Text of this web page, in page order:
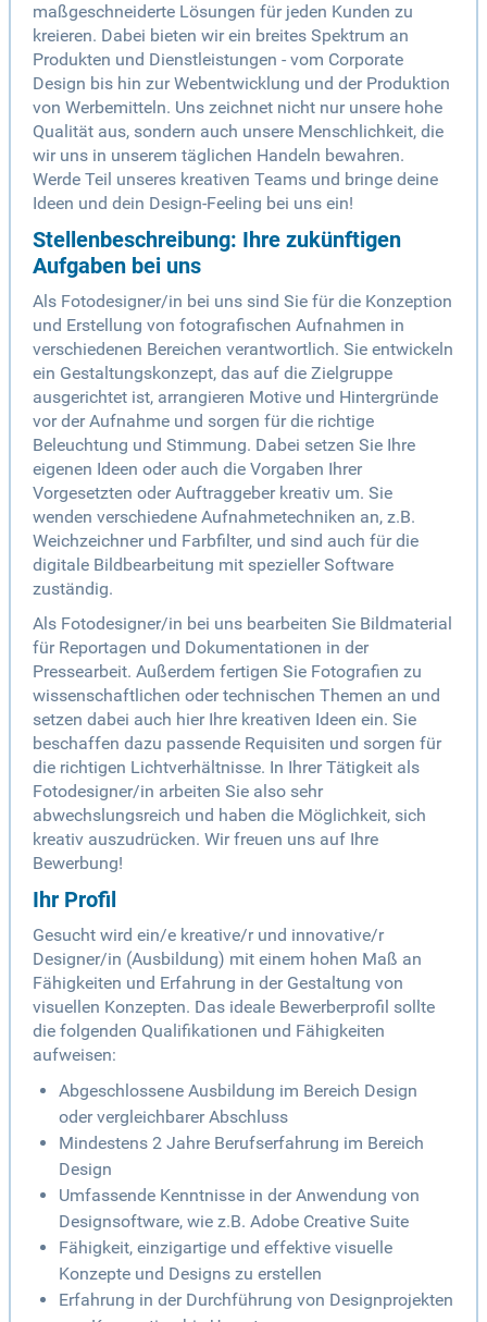
maßgeschneiderte Lösungen für jeden Kunden zu
kreieren. Dabei bieten wir ein breites Spektrum an
Produkten und Dienstleistungen - vom Corporate
Design bis hin zur Webentwicklung und der Produktion
von Werbemitteln. Uns zeichnet nicht nur unsere hohe
Qualität aus, sondern auch unsere Menschlichkeit, die
wir uns in unserem täglichen Handeln bewahren.
Werde Teil unseres kreativen Teams und bringe deine
Ideen und dein Design-Feeling bei uns ein!
Stellenbeschreibung: Ihre zukünftigen
Aufgaben bei uns
Als Fotodesigner/in bei uns sind Sie für die Konzeption
und Erstellung von fotografischen Aufnahmen in
verschiedenen Bereichen verantwortlich. Sie entwickeln
ein Gestaltungskonzept, das auf die Zielgruppe
ausgerichtet ist, arrangieren Motive und Hintergründe
vor der Aufnahme und sorgen für die richtige
Beleuchtung und Stimmung. Dabei setzen Sie Ihre
eigenen Ideen oder auch die Vorgaben Ihrer
Vorgesetzten oder Auftraggeber kreativ um. Sie
wenden verschiedene Aufnahmetechniken an, z.B.
Weichzeichner und Farbfilter, und sind auch für die
digitale Bildbearbeitung mit spezieller Software
zuständig.
Als Fotodesigner/in bei uns bearbeiten Sie Bildmaterial
für Reportagen und Dokumentationen in der
Pressearbeit. Außerdem fertigen Sie Fotografien zu
wissenschaftlichen oder technischen Themen an und
setzen dabei auch hier Ihre kreativen Ideen ein. Sie
beschaffen dazu passende Requisiten und sorgen für
die richtigen Lichtverhältnisse. In Ihrer Tätigkeit als
Fotodesigner/in arbeiten Sie also sehr
abwechslungsreich und haben die Möglichkeit, sich
kreativ auszudrücken. Wir freuen uns auf Ihre
Bewerbung!
Ihr Profil
Gesucht wird ein/e kreative/r und innovative/r
Designer/in (Ausbildung) mit einem hohen Maß an
Fähigkeiten und Erfahrung in der Gestaltung von
visuellen Konzepten. Das ideale Bewerberprofil sollte
die folgenden Qualifikationen und Fähigkeiten
aufweisen:
Abgeschlossene Ausbildung im Bereich Design
oder vergleichbarer Abschluss
Mindestens 2 Jahre Berufserfahrung im Bereich
Design
Umfassende Kenntnisse in der Anwendung von
Designsoftware, wie z.B. Adobe Creative Suite
Fähigkeit, einzigartige und effektive visuelle
Konzepte und Designs zu erstellen
Erfahrung in der Durchführung von Designprojekten